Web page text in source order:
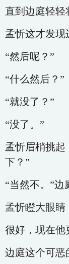
直到边庭轻轻
孟忻这才发现
“然后呢？”
“什么然后？”
“就没了？”
“没了。”
孟忻眉梢挑起
下？”
“当然不。”边
孟忻瞪大眼
很好，现在他
边庭这个可恶